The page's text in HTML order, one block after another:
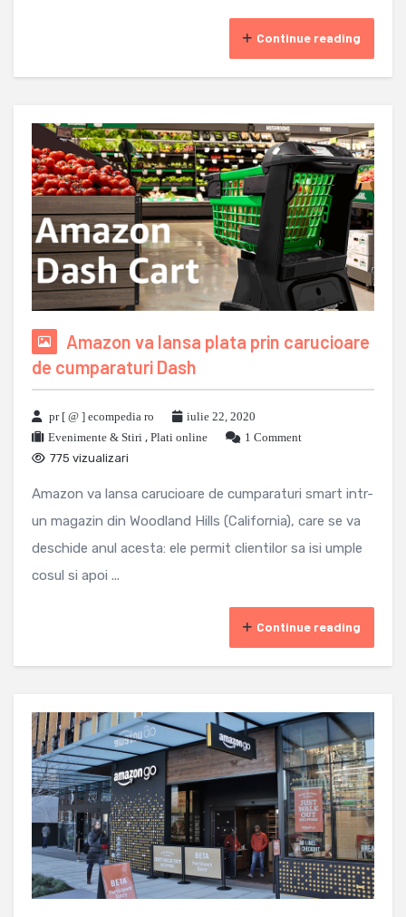
Continue reading
Amazon va lansa plata prin carucioare
de cumparaturi Dash
pr [ @ ] ecompedia ro
iulie 22, 2020
Evenimente & Stiri , Plati online
1 Comment
775 vizualizari
Amazon va lansa carucioare de cumparaturi smart intr-
un magazin din Woodland Hills (California), care se va
deschide anul acesta: ele permit clientilor sa isi umple
cosul si apoi ...
Continue reading